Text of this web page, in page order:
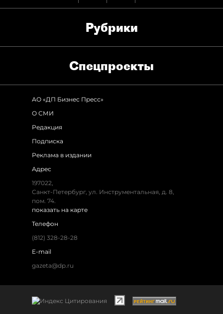
Рубрики
Спец­проекты
АО «ДП Бизнес Пресс»
О СМИ
Редакция
Подписка
Реклама в издании
Адрес
197022,
Санкт-Петербург, ул. Инструментальная, д. 8,
пом. 74.
показать на карте
Телефон
(812) 328-28-28
E-mail
gazeta@dp.ru